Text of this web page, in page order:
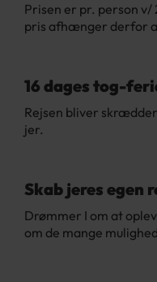
Prisen er pr. person v/
pris afhænger derfor
16 dages tog-
Rejsen bliver
jer.
Skab jeres egen
Drømmer I om at
om de mange